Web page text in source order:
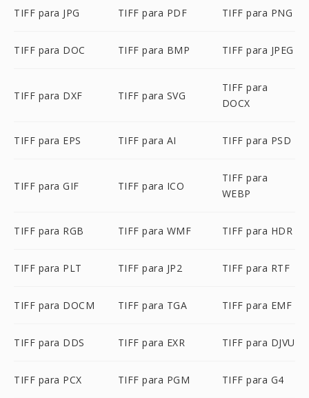
TIFF para JPG TIFF para PDF TIFF para PNG
TIFF para DOC TIFF para BMP TIFF para JPEG
TIFF para DXF TIFF para SVG
TIFF para
DOCX
TIFF para EPS TIFF para AI TIFF para PSD
TIFF para GIF TIFF para ICO
TIFF para
WEBP
TIFF para RGB TIFF para WMF TIFF para HDR
TIFF para PLT TIFF para JP2 TIFF para RTF
TIFF para DOCM TIFF para TGA TIFF para EMF
TIFF para DDS TIFF para EXR TIFF para DJVU
TIFF para PCX TIFF para PGM TIFF para G4